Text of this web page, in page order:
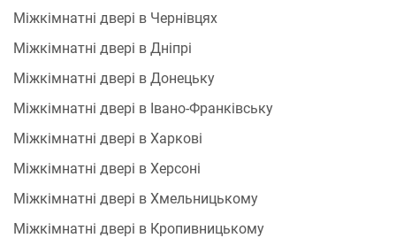
Міжкімнатні двері в Чернівцях
Міжкімнатні двері в Дніпрі
Міжкімнатні двері в Донецьку
Міжкімнатні двері в Івано-Франківську
Міжкімнатні двері в Харкові
Міжкімнатні двері в Херсоні
Міжкімнатні двері в Хмельницькому
Міжкімнатні двері в Кропивницькому